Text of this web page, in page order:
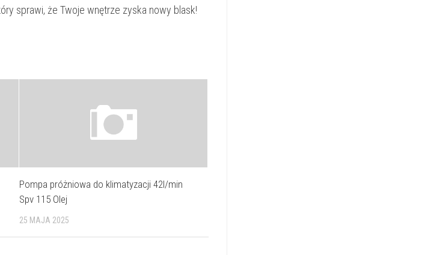
sprawi, że Twoje wnętrze zyska nowy blask!
Pompa próżniowa do klimatyzacji 42l/min
Spv 115 Olej
25 MAJA 2025